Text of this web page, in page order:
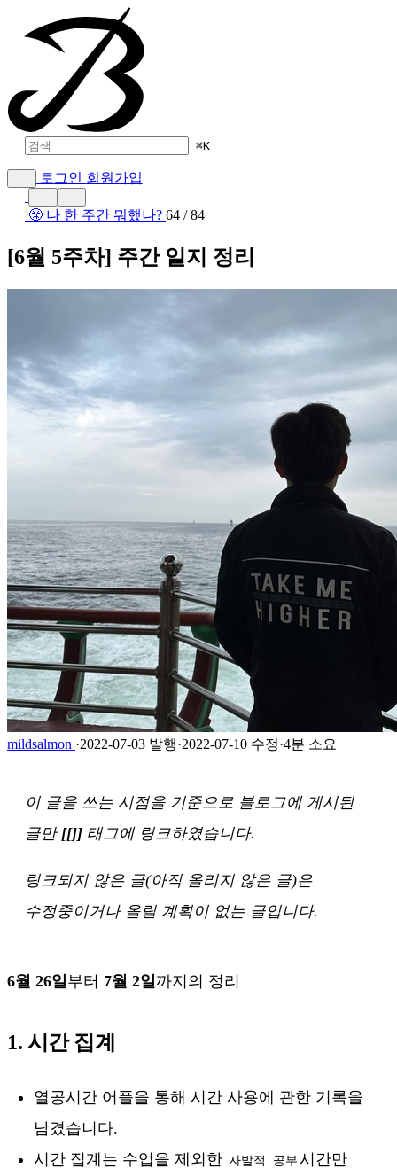
⌘K
로그인 회원가입
😤 나 한 주간 뭐했나? 64 / 84
[6월 5주차] 주간 일지 정리
mildsalmon ·2022-07-03 발행·2022-07-10 수정·4분 소요
이 글을 쓰는 시점을 기준으로 블로그에 게시된
글만 [[]] 태그에 링크하였습니다.
링크되지 않은 글(아직 올리지 않은 글)은
수정중이거나 올릴 계획이 없는 글입니다.
6월 26일부터 7월 2일까지의 정리
1. 시간 집계
열공시간 어플을 통해 시간 사용에 관한 기록을
남겼습니다.
시간 집계는 수업을 제외한 자발적 공부시간만